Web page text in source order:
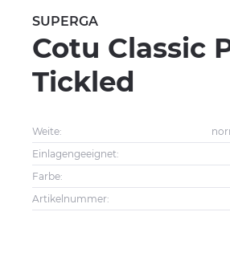
SUPERGA
Cotu Classic
Tickled
Weite:
Einlagengeeignet:
Farbe:
Artikelnummer: